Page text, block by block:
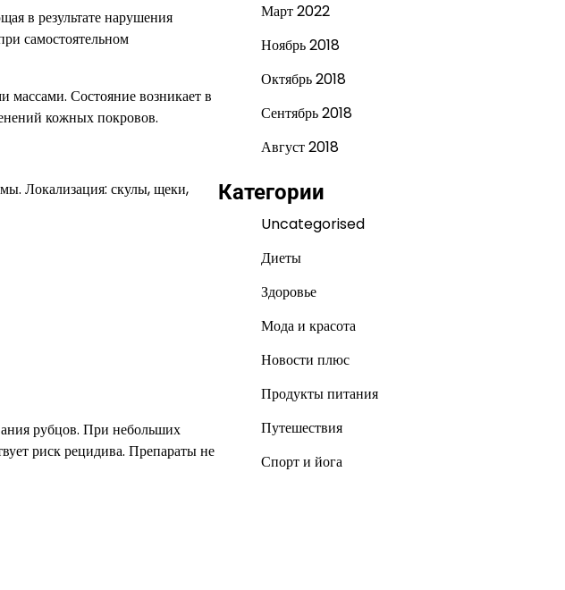
в результате нарушения
самостоятельном
массами. Состояние возникает в
кожных покровов.
Локализация: скулы, щеки,
рубцов. При небольших
риск рецидива. Препараты не
Март 2022
Ноябрь 2018
Октябрь 2018
Сентябрь 2018
Август 2018
Категории
Uncategorised
Диеты
Здоровье
Мода и красота
Новости плюс
Продукты питания
Путешествия
Спорт и йога